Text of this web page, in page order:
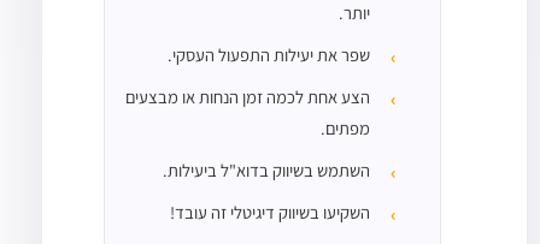
יותר.
שפר את יעילות התפעול העסקי.
הצע אחת לכמה זמן הנחות או מבצעים
מפתים.
השתמש בשיווק בדוא"ל ביעילות.
השקיעו בשיווק דיגיטלי זה עובד!